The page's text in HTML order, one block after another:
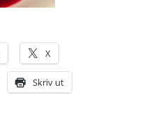
X
Skriv ut